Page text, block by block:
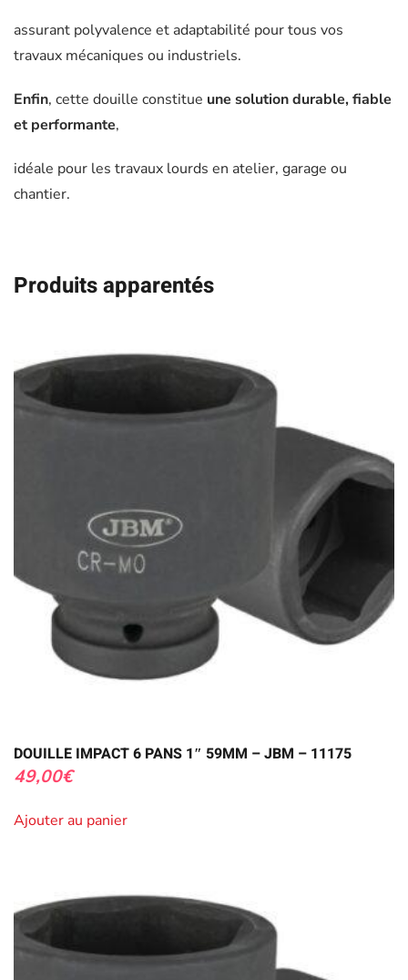
assurant polyvalence et adaptabilité pour tous vos
travaux mécaniques ou industriels.
Enfin, cette douille constitue une solution durable, fiable
et performante,
idéale pour les travaux lourds en atelier, garage ou
chantier.
Produits apparentés
DOUILLE IMPACT 6 PANS 1″ 59MM – JBM – 11175
49,00€
Ajouter au panier